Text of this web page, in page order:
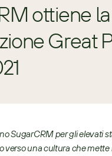
ottiene la
Great
SugarCRM per gli elevati
verso una cultura che mette